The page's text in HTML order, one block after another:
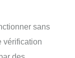
sans
vérification